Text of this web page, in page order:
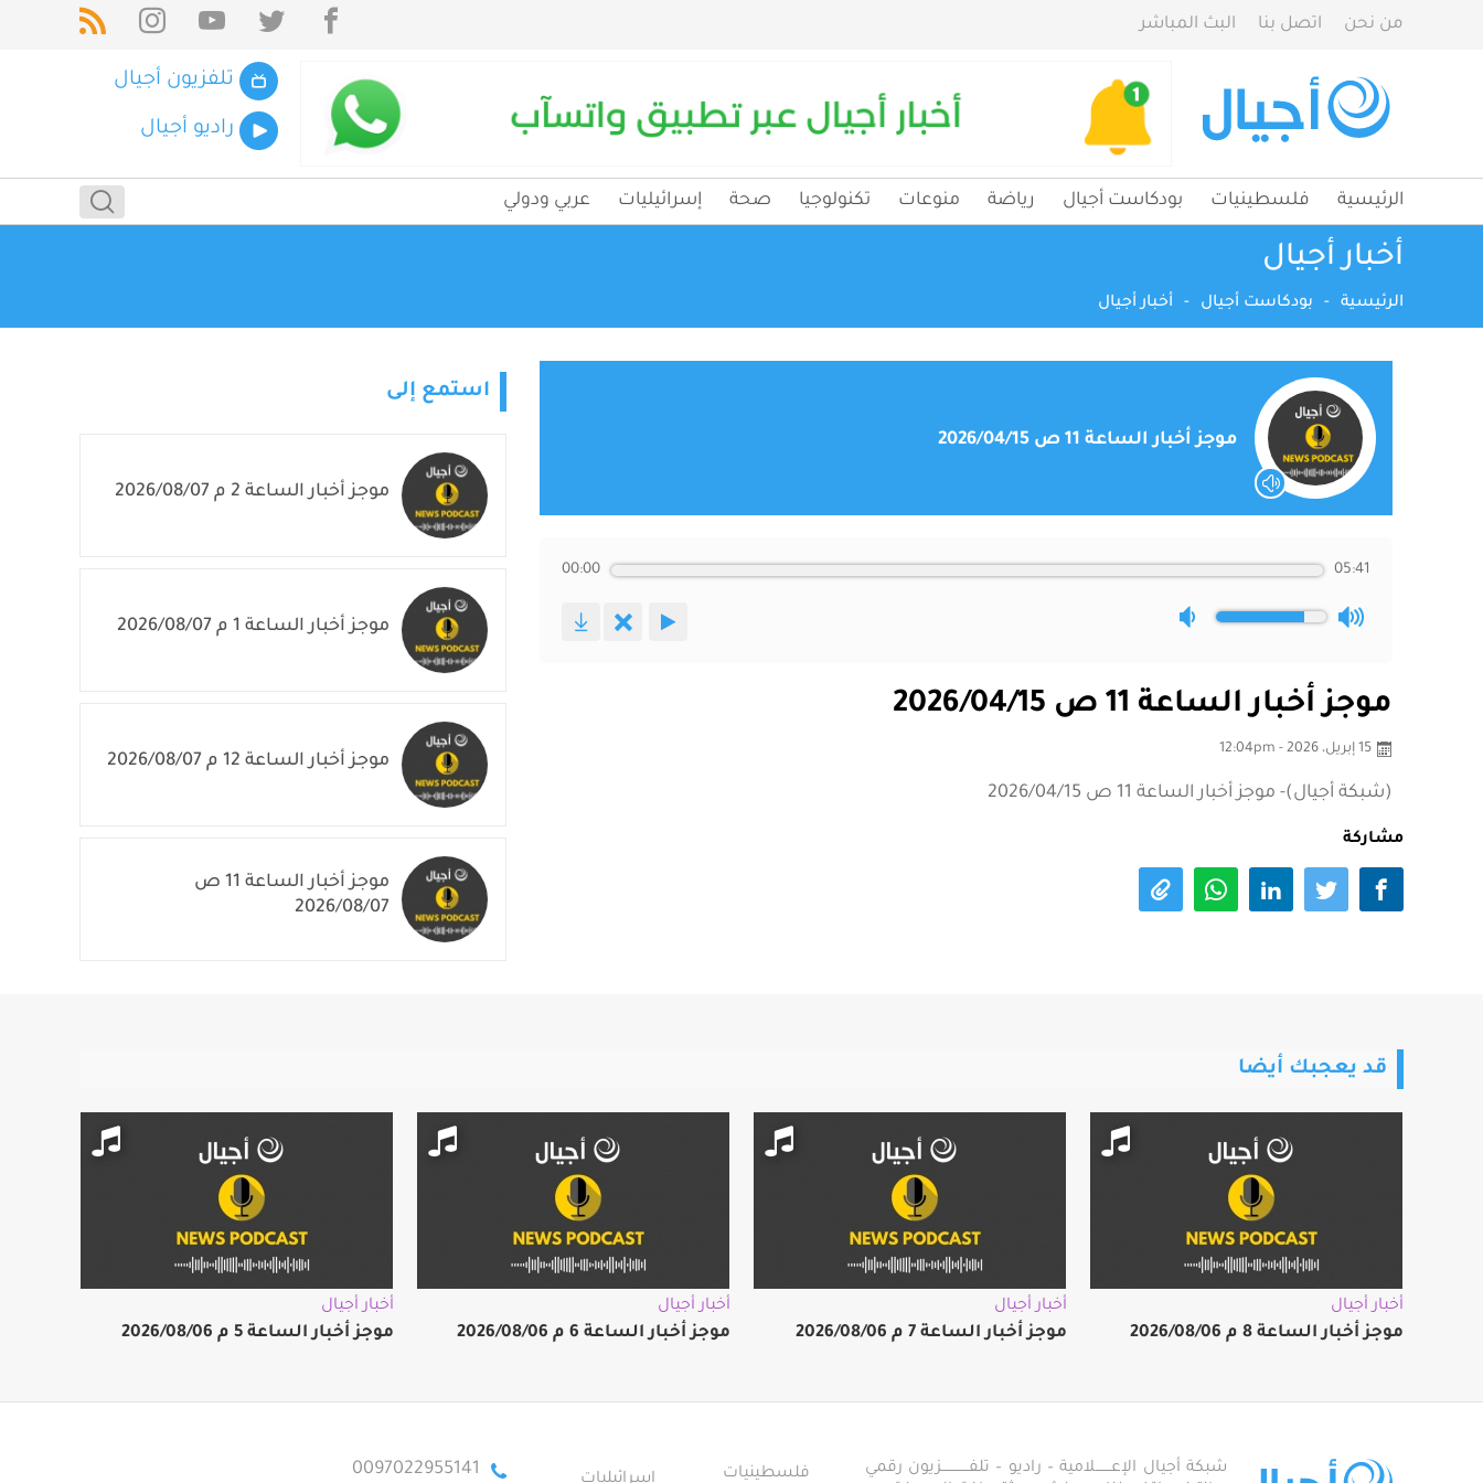
من نحن اتصل بنا البث المباشر
تلفزيون أجيال
راديو أجيال
الرئيسية فلسطينيات بودكاست أجيال رياضة منوعات تكنولوجيا صحة إسرائيليات عربي ودولي
أخبار أجيال
الرئيسية - بودكاست أجيال - أخبار أجيال
موجز أخبار الساعة 11 ص 2026/04/15
00:00 05:41
موجز أخبار الساعة 11 ص 2026/04/15
15 إبريل، 2026 - 12:04pm
(شبكة أجيال)- موجز أخبار الساعة 11 ص 2026/04/15
مشاركة
استمع إلى
موجز أخبار الساعة 2 م 2026/08/07
موجز أخبار الساعة 1 م 2026/08/07
موجز أخبار الساعة 12 م 2026/08/07
موجز أخبار الساعة 11 ص
2026/08/07
قد يعجبك أيضا
أخبار أجيال
موجز أخبار الساعة 8 م 2026/08/06
أخبار أجيال
موجز أخبار الساعة 7 م 2026/08/06
أخبار أجيال
موجز أخبار الساعة 6 م 2026/08/06
أخبار أجيال
موجز أخبار الساعة 5 م 2026/08/06
شبكة أجيال الإعـــــــلامية – راديو – تلفــــــــــــزيون رقمي
فلسطينيات 0097022955141